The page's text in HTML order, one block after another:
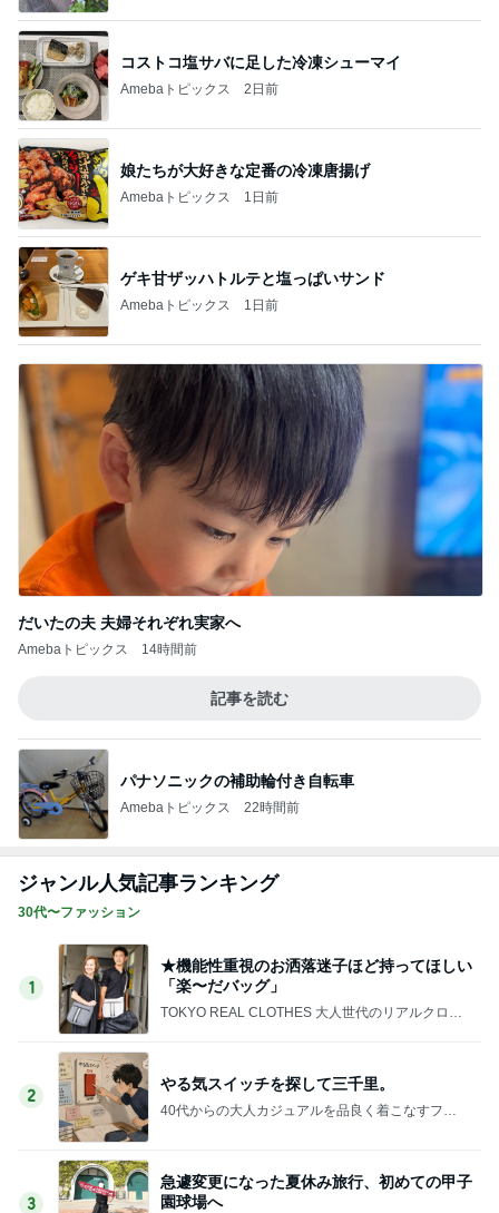
コストコ塩サバに足した冷凍シューマイ
Amebaトピックス 2日前
娘たちが大好きな定番の冷凍唐揚げ
Amebaトピックス 1日前
ゲキ甘ザッハトルテと塩っぱいサンド
Amebaトピックス 1日前
だいたの夫 夫婦それぞれ実家へ
Amebaトピックス 14時間前
記事を読む
パナソニックの補助輪付き自転車
Amebaトピックス 22時間前
ジャンル人気記事ランキング
30代〜ファッション
1
★機能性重視のお洒落迷子ほど持ってほしい
「楽〜だバッグ」
TOKYO REAL CLOTHES 大人世代のリアルクロー
2
やる気スイッチを探して三千里。
40代からの大人カジュアルを品良く着こなすファ
3
急遽変更になった夏休み旅行、初めての甲子
園球場へ